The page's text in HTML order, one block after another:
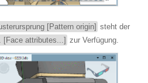
[Pattern origin] steht der
[Face attributes...] zur Verfügung.